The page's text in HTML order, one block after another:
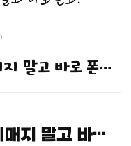
당신이 찾던 그 폰트, 헤매지 말고 바로 폰코!
당신이 찾던 그 폰트, 헤매지 말고 바로 폰코!